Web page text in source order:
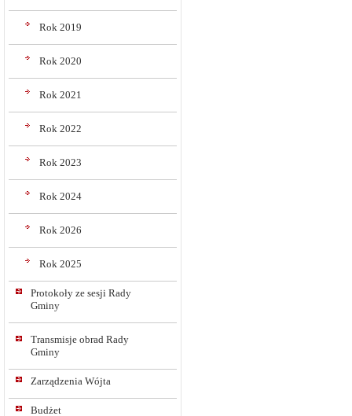
Rok 2019
Rok 2020
Rok 2021
Rok 2022
Rok 2023
Rok 2024
Rok 2026
Rok 2025
Protokoły ze sesji Rady
Gminy
Transmisje obrad Rady
Gminy
Zarządzenia Wójta
Budżet